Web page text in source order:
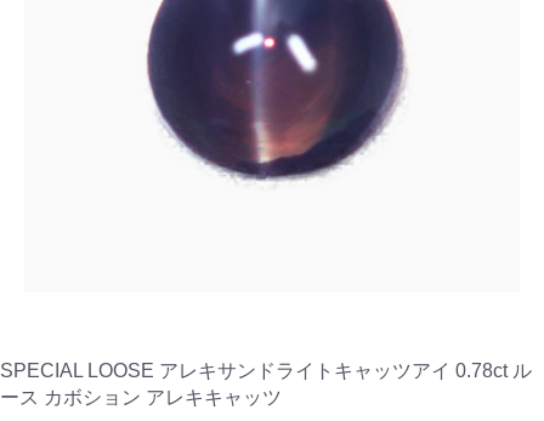
SPECIAL LOOSE アレキサンドライトキャッツアイ 0.78ct ル
ース カボション アレキキャッツ